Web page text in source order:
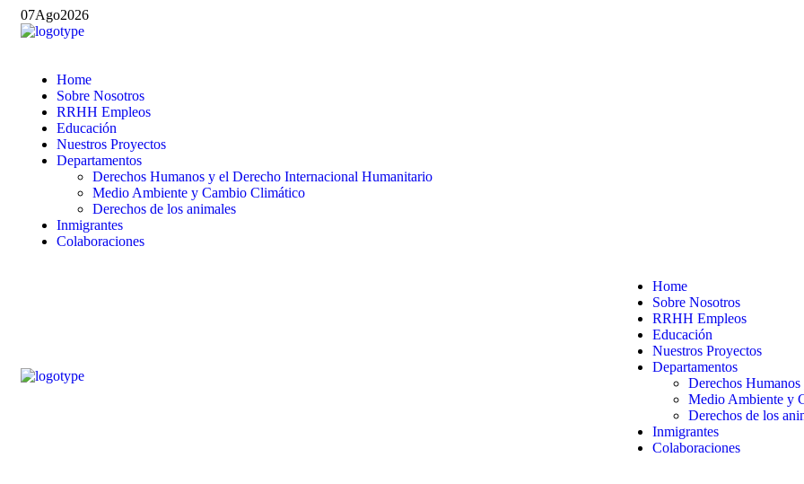
07Ago2026
Home
Sobre Nosotros
RRHH Empleos
Educación
Nuestros Proyectos
Departamentos
Derechos Humanos y el Derecho Internacional Humanitario
Medio Ambiente y Cambio Climático
Derechos de los animales
Inmigrantes
Colaboraciones
Home
Sobre Nosotros
RRHH Empleos
Educación
Nuestros Proyectos
Departamentos
Derechos
Medio Ambiente y
Derechos de los
Inmigrantes
Colaboraciones